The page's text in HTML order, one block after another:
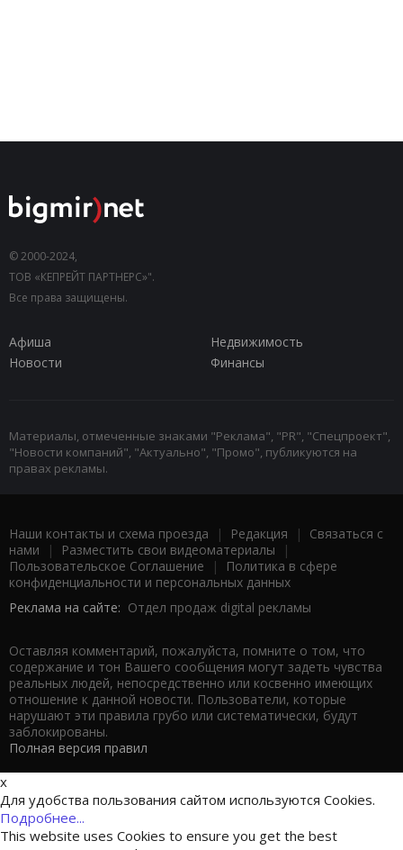
© 2000-2024,
ТОВ «КЕПРЕЙТ ПАРТНЕРС»".
Все права защищены.
Афиша
Недвижимость
Новости
Финансы
Материалы, отмеченные знаками "Реклама", "PR", "Спецпроект",
"Новости компаний", "Актуально", "Промо", публикуются на
правах рекламы.
Наши контакты и схема проезда | Редакция | Связаться с
нами | Разместить свои видеоматериалы |
Пользовательское Соглашение |
Политика в сфере
конфиденциальности и персональных данных
Реклама на сайте: Отдел продаж digital рекламы
Оставляя комментарий, пожалуйста, помните о том, что
содержание и тон Вашего сообщения могут задеть чувства
реальных людей, непосредственно или косвенно имеющих
отношение к данной новости. Пользователи, которые
нарушают эти правила грубо или систематически, будут
заблокированы.
Полная версия правил
x
Для удобства пользования сайтом используются Cookies.
Подробнее...
This website uses Cookies to ensure you get the best